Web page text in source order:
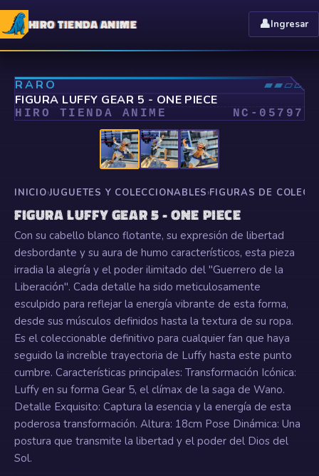
HIRO TIENDA ANIME 👤Ingresar
RARO ▰▰▱▱
⤢
FIGURA LUFFY GEAR 5 - ONE PIECE
HIRO TIENDA ANIME NC- 05797
INICIO›JUGUETES Y COLECCIONABLES›FIGURAS DE
FIGURA LUFFY GEAR 5 - ONE PIECE
Con su cabello blanco flotante, su expresión de libertad
desbordante y su aura de humo característicos, esta pieza
irradia la alegría y el poder ilimitado del "Guerrero de la
Liberación". Cada detalle ha sido meticulosamente
esculpido para reflejar la energía vibrante de esta forma,
desde sus músculos definidos hasta la textura de su ropa.
Es el coleccionable definitivo para cualquier fan que haya
seguido la increíble trayectoria de Luffy hasta este punto
cumbre. Características principales: Transformación Icónica:
Luffy en su forma Gear 5, el clímax de la saga de Wano.
Detalle Exquisito: Captura la esencia y la energía de esta
poderosa transformación. Altura: 18cm Pose Dinámica: Una
postura que transmite la libertad y el poder del Dios del
Sol.